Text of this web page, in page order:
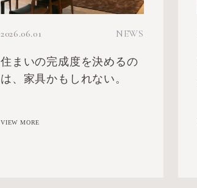
2026.06.01 NEWS
住まいの完成度を決めるの
は、家具かもしれない。
VIEW MORE